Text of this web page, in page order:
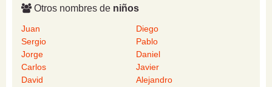
Otros nombres de niños
Juan
Diego
Sergio
Pablo
Jorge
Daniel
Carlos
Javier
David
Alejandro